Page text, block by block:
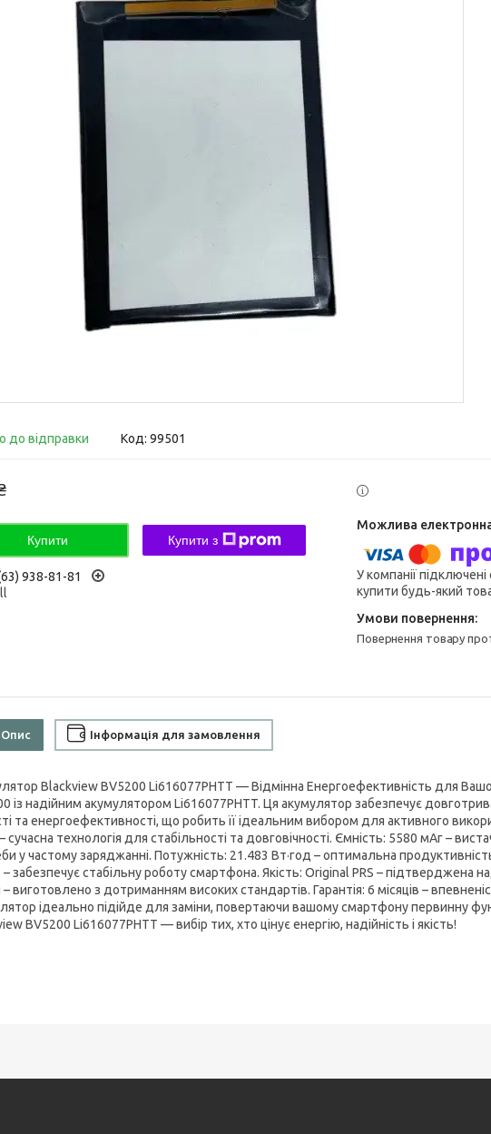
до відправки Код: 99501
Купити Купити з
938-81-81
У компанії
купити будь-який
повернення товару
Опис Інформація для замовлення
Blackview BV5200 Li616077PHTT — Відмінна Енергоефективність для
із надійним акумулятором Li616077PHTT. Ця акумулятор забезпечує
та енергоефективності, що робить її ідеальним вибором для активного
сучасна технологія для стабільності та довговічності. Ємність: 5580 мАг –
у частому заряджанні. Потужність: 21.483 Вт·год – оптимальна
забезпечує стабільну роботу смартфона. Якість: Original PRS – підтверджена
виготовлено з дотриманням високих стандартів. Гарантія: 6 місяців –
ідеально підійде для заміни, повертаючи вашому смартфону первинну
BV5200 Li616077PHTT — вибір тих, хто цінує енергію, надійність і якість!